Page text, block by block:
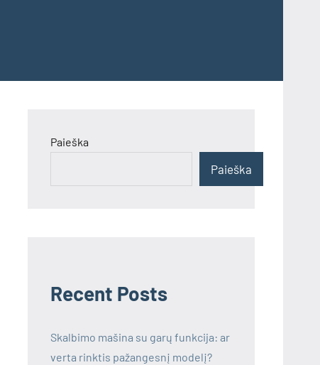
Paieška
Paieška
Recent Posts
Skalbimo mašina su garų funkcija: ar
verta rinktis pažangesnį modelį?